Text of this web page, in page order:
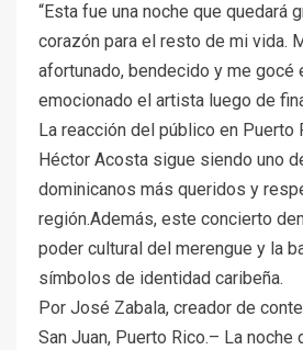
“Esta fue una noche que quedará
corazón para el resto de mi vida.
afortunado, bendecido y me gocé
emocionado el artista luego de
La reacción del público en Puerto
Héctor Acosta sigue siendo uno
dominicanos más queridos y
región.Además, este concierto
poder cultural del merengue y la
símbolos de identidad caribeña.
Por José Zabala, creador de
San Juan, Puerto Rico.– La noche